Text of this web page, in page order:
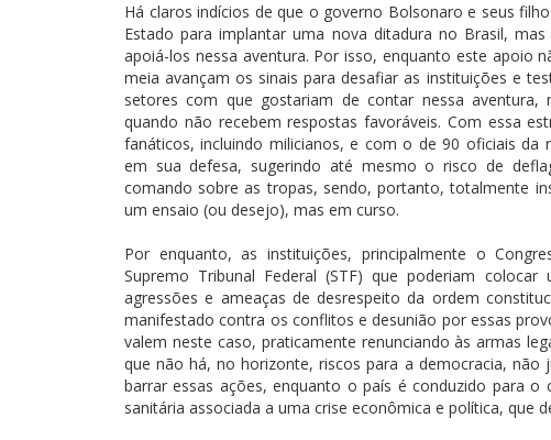
Há claros indícios de que o governo Bolsonaro e seus
Estado para implantar uma nova ditadura no Brasil,
apoiá-los nessa aventura. Por isso, enquanto este apoio
meia avançam os sinais para desafiar as instituições e
setores com que gostariam de contar nessa
quando não recebem respostas favoráveis. Com essa
fanáticos, incluindo milicianos, e com o de 90 oficiais da
em sua defesa, sugerindo até mesmo o risco de
comando sobre as tropas, sendo, portanto, totalmente
um ensaio (ou desejo), mas em curso.
Por enquanto, as instituições, principalmente o
Supremo Tribunal Federal (STF) que poderiam
agressões e ameaças de desrespeito da ordem
manifestado contra os conflitos e desunião por essas
valem neste caso, praticamente renunciando às armas
que não há, no horizonte, riscos para a democracia, não
barrar essas ações, enquanto o país é conduzido para
sanitária associada a uma crise econômica e política, que